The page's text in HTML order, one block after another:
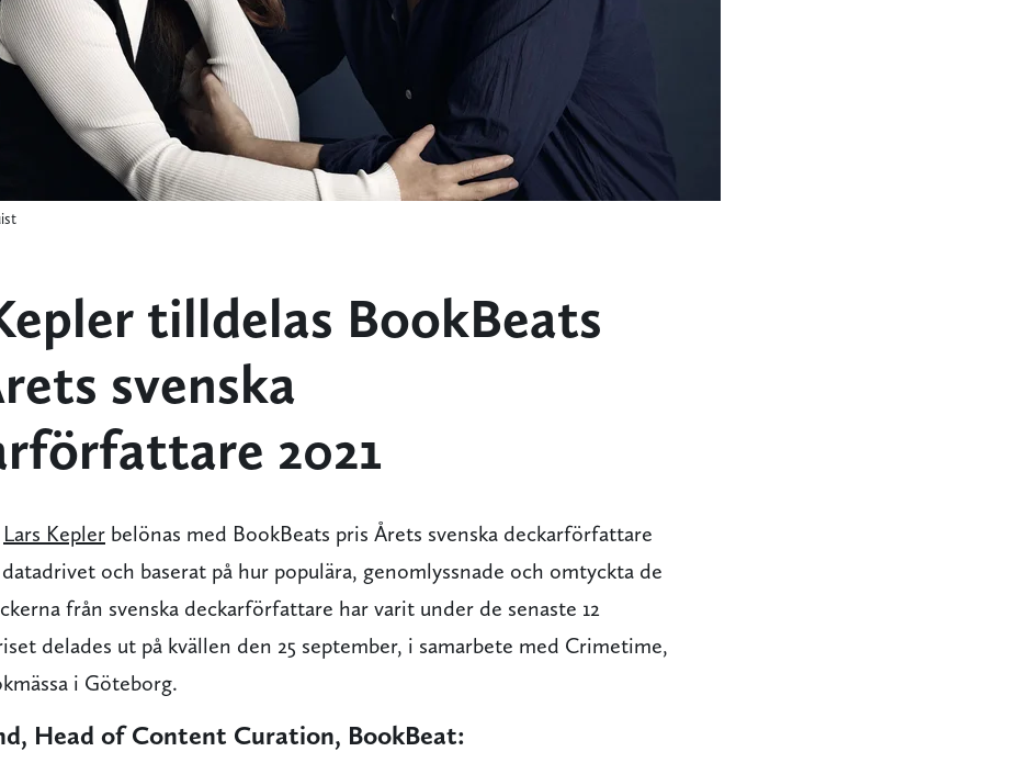
tilldelas BookBeats
svenska
2021
Lars Kepler belönas med BookBeats pris Årets svenska deckarförfattare
datadrivet och baserat på hur populära, genomlyssnade och omtyckta de
från svenska deckarförfattare har varit under de senaste 12
delades ut på kvällen den 25 september, i samarbete med Crimetime,
i Göteborg.
Head of Content Curation, BookBeat: